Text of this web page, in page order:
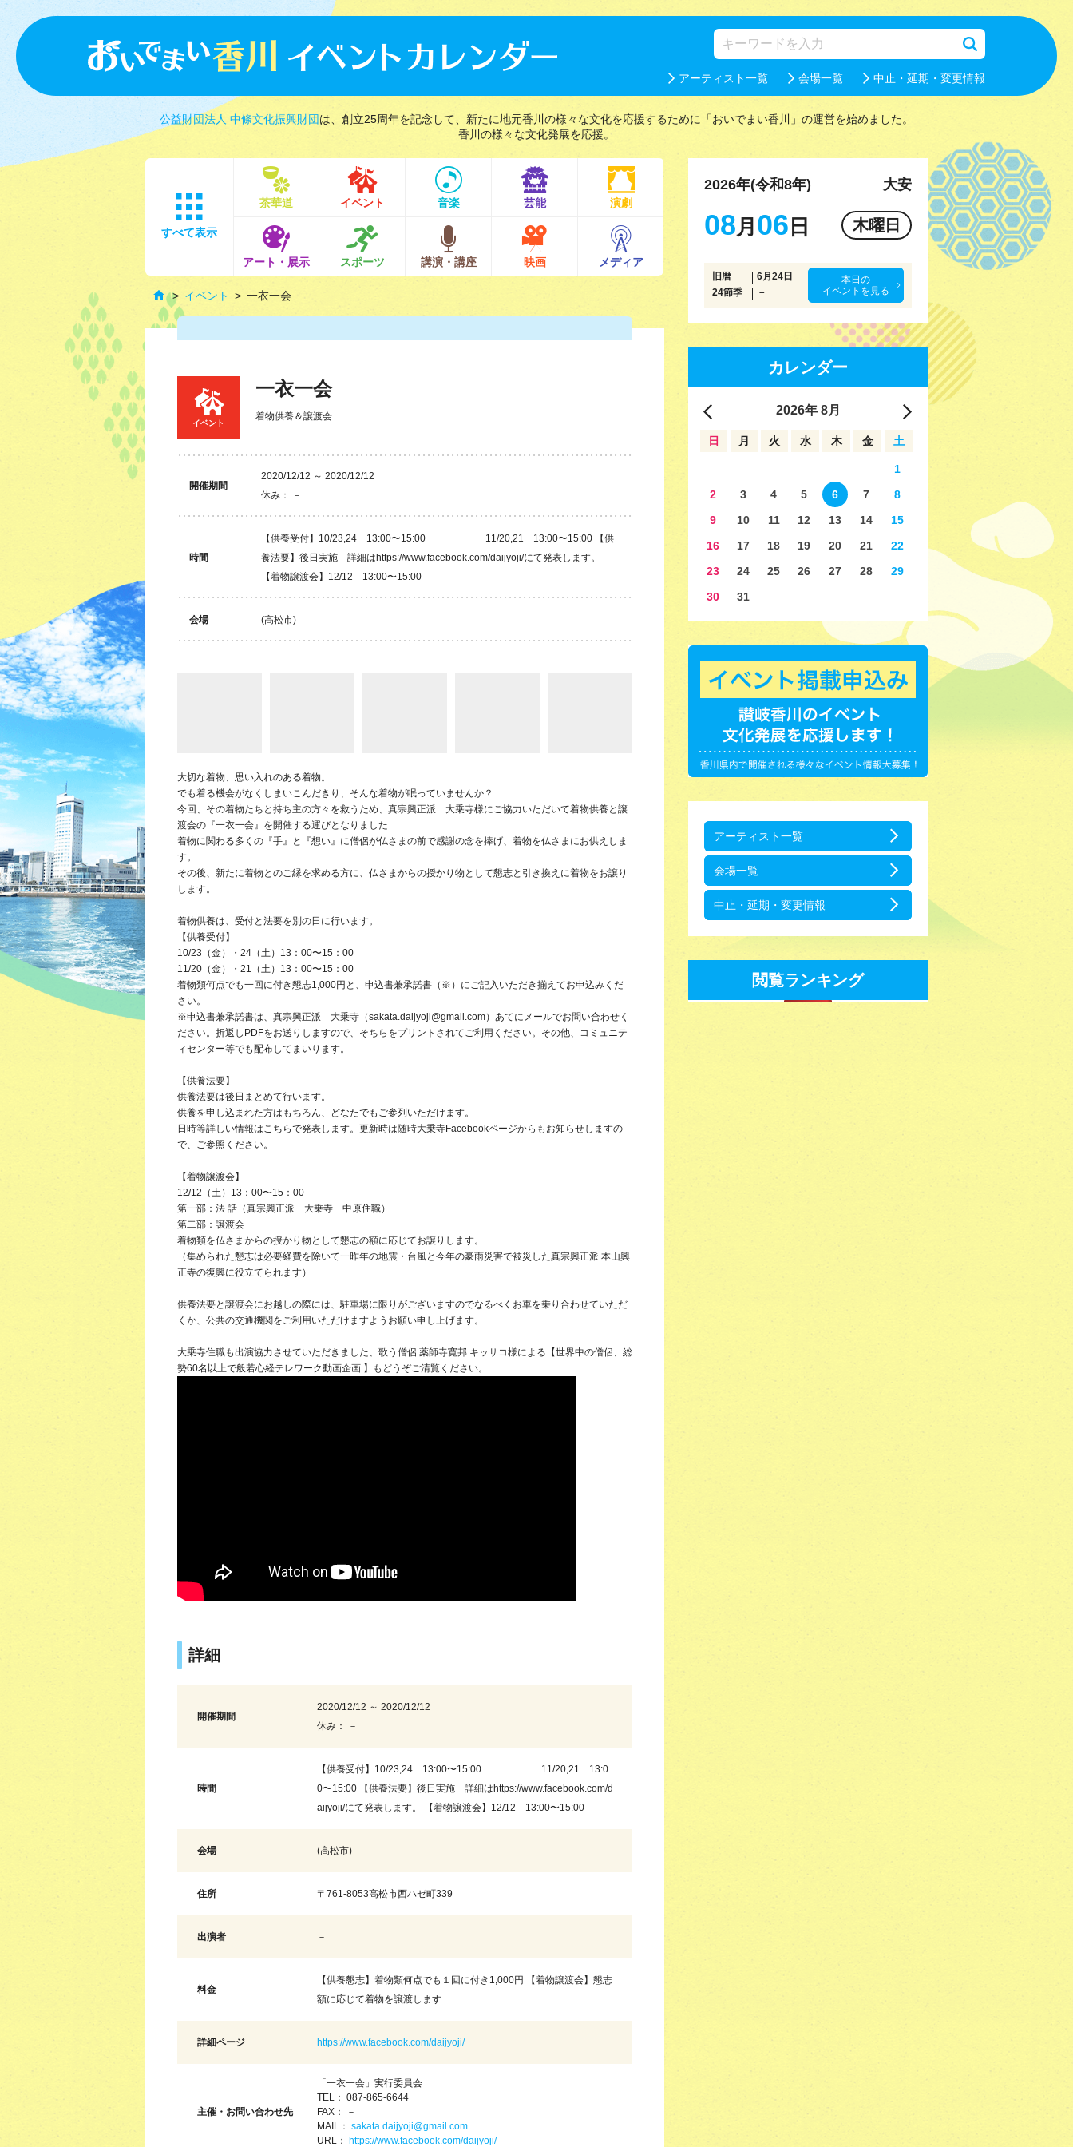
アーティスト一覧 会場一覧 中止・延期・変更情報
公益財団法人 中條文化振興財団は、創立25周年を記念して、新たに地元香川の様々な文化を応援するために「おいでまい香川」の運営を始めました。
香川の様々な文化発展を応援。
すべて表示
茶華道 イベント 音楽 芸能 演劇
アート・展示 スポーツ 講演・講座 映画 メディア
イベント 一衣一会
イベント
一衣一会
着物供養＆譲渡会
開催期間
2020/12/12 ～ 2020/12/12
休み： －
時間
【供養受付】10/23,24 13:00〜15:00 11/20,21 13:00〜15:00 【供
養法要】後日実施 詳細はhttps://www.facebook.com/daijyoji/にて発表します。
【着物譲渡会】12/12 13:00〜15:00
会場 (高松市)
大切な着物、思い入れのある着物。
でも着る機会がなくしまいこんだきり、そんな着物が眠っていませんか？
今回、その着物たちと持ち主の方々を救うため、真宗興正派 大乗寺様にご協力いただいて着物供養と譲
渡会の『一衣一会』を開催する運びとなりました
着物に関わる多くの『手』と『想い』に僧侶が仏さまの前で感謝の念を捧げ、着物を仏さまにお供えしま
す。
その後、新たに着物とのご縁を求める方に、仏さまからの授かり物として懇志と引き換えに着物をお譲り
します。
着物供養は、受付と法要を別の日に行います。
【供養受付】
10/23（金）・24（土）13：00〜15：00
11/20（金）・21（土）13：00〜15：00
着物類何点でも一回に付き懇志1,000円と、申込書兼承諾書（※）にご記入いただき揃えてお申込みくだ
さい。
※申込書兼承諾書は、真宗興正派 大乗寺（sakata.daijyoji@gmail.com）あてにメールでお問い合わせく
ださい。折返しPDFをお送りしますので、そちらをプリントされてご利用ください。その他、コミュニテ
ィセンター等でも配布してまいります。
【供養法要】
供養法要は後日まとめて行います。
供養を申し込まれた方はもちろん、どなたでもご参列いただけます。
日時等詳しい情報はこちらで発表します。更新時は随時大乗寺Facebookページからもお知らせしますの
で、ご参照ください。
【着物譲渡会】
12/12（土）13：00〜15：00
第一部：法 話（真宗興正派 大乗寺 中原住職）
第二部：譲渡会
着物類を仏さまからの授かり物として懇志の額に応じてお譲りします。
（集められた懇志は必要経費を除いて一昨年の地震・台風と今年の豪雨災害で被災した真宗興正派 本山興
正寺の復興に役立てられます）
供養法要と譲渡会にお越しの際には、駐車場に限りがございますのでなるべくお車を乗り合わせていただ
くか、公共の交通機関をご利用いただけますようお願い申し上げます。
大乗寺住職も出演協力させていただきました、歌う僧侶 薬師寺寛邦 キッサコ様による【世界中の僧侶、総
勢60名以上で般若心経テレワーク動画企画 】もどうぞご清覧ください。
詳細
開催期間
2020/12/12 ～ 2020/12/12
休み： －
時間
【供養受付】10/23,24 13:00〜15:00 11/20,21 13:0
0〜15:00 【供養法要】後日実施 詳細はhttps://www.facebook.com/d
aijyoji/にて発表します。 【着物譲渡会】12/12 13:00〜15:00
会場 (高松市)
住所 〒761-8053高松市西ハゼ町339
出演者 －
料金
【供養懇志】着物類何点でも１回に付き1,000円 【着物譲渡会】懇志
額に応じて着物を譲渡します
詳細ページ https://www.facebook.com/daijyoji/
主催・お問い合わせ先
「一衣一会」実行委員会
TEL： 087-865-6644
FAX： －
MAIL： sakata.daijyoji@gmail.com
URL： https://www.facebook.com/daijyoji/
2026年(令和8年) 大安
08月 06 日 木曜日
旧暦
6月24日
24節季
－
本日の
イベントを見る
カレンダー
2026年 8月
日 月 火 水 木 金 土
1
2
3 4 5 6 7
8
9
10 11 12 13 14
15
16
17 18 19 20 21
22
23
24 25 26 27 28
29
30
31
アーティスト一覧
会場一覧
中止・延期・変更情報
閲覧ランキング